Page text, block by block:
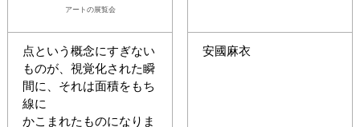
アート の展覧会
点という概念にすぎない
ものが、視覚化された瞬
間に、それは面積をもち
線に
かこまれたものになりま
安國麻衣